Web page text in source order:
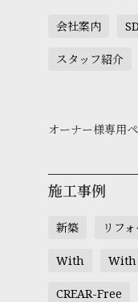
会社案内
スタッフ紹介
オーナー様専用
施工事例
新築 リフ
With With
CREAR-Free